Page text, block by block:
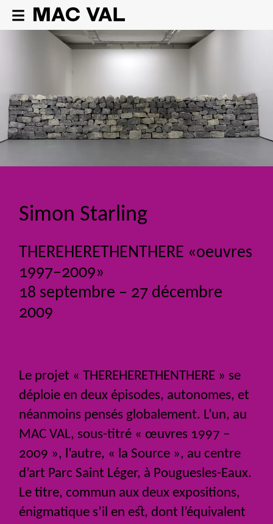
Simon Starling
THEREHERETHENTHERE «oeuvres
1997–2009»
18 septembre – 27 décembre
2009
Le projet « THEREHERETHENTHERE » se
déploie en deux épisodes, autonomes, et
néanmoins pensés globalement. L’un, au
MAC VAL, sous-titré « œuvres 1997 –
2009 », l’autre, « la Source », au centre
d’art Parc Saint Léger, à Pouguesles-Eaux.
Le titre, commun aux deux expositions,
énigmatique s’il en est, dont l’équivalent